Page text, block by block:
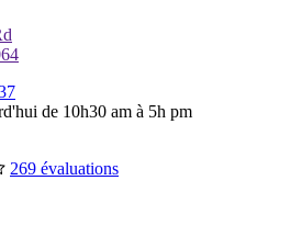
de 10h30 am à 5h pm
269 évaluations